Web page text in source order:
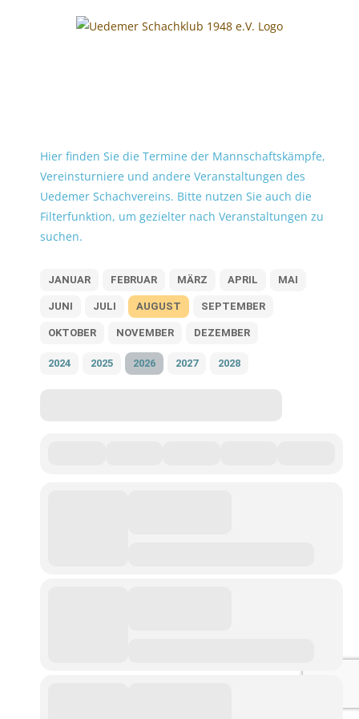
Hier finden Sie die Termine der Mannschaftskämpfe,
Vereinsturniere und andere Veranstaltungen des
Uedemer Schachvereins. Bitte nutzen Sie auch die
Filterfunktion, um gezielter nach Veranstaltungen zu
suchen.
JANUAR FEBRUAR MÄRZ APRIL MAI
JUNI JULI AUGUST SEPTEMBER
OKTOBER NOVEMBER DEZEMBER
2024 2025 2026 2027 2028